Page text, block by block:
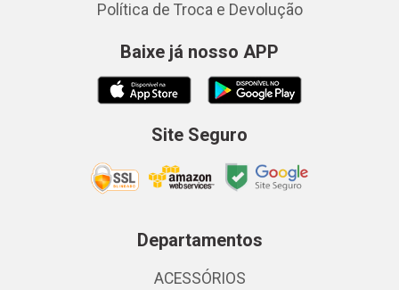
Política de Troca e Devolução
Baixe já nosso APP
Site Seguro
Departamentos
ACESSÓRIOS